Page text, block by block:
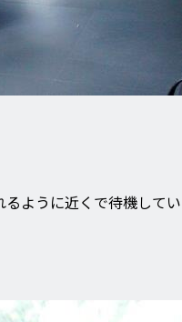
ように近くで待機してい